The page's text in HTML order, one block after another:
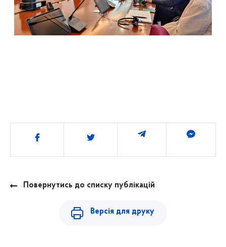
Поділитись
Повернутись до списку публікацій
Версія для друку